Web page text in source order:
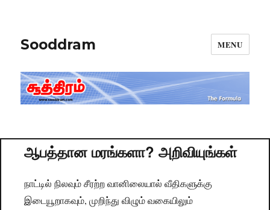
Sooddram MENU
ஆபத்தான மரங்களா? அறிவியுங்கள்
நாட்டில் நிலவும் சீரற்ற வானிலையால் வீதிகளுக்கு
இடையூறாகவும், முறிந்து விழும் வகையிலும்